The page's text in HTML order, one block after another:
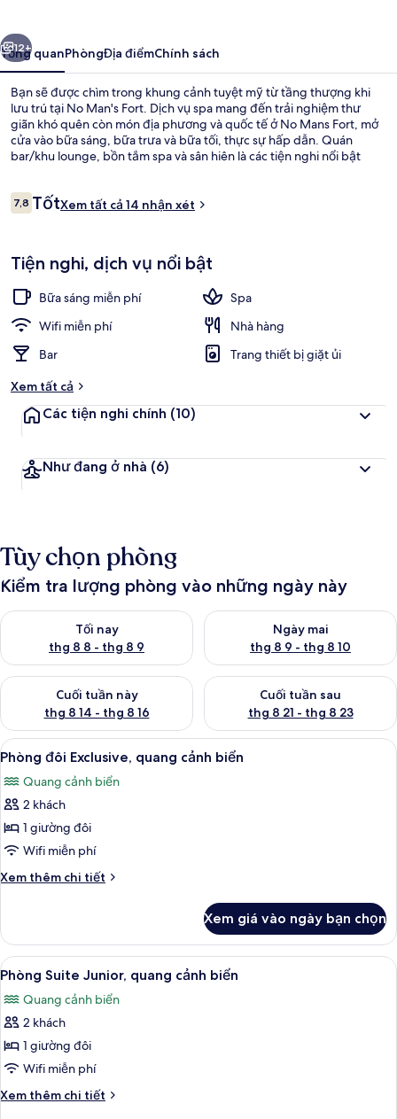
12+
Tổng quanPhòngĐịa điểmChính sách
Bạn sẽ được chìm trong khung cảnh tuyệt mỹ từ tầng thượng khi
lưu trú tại No Man's Fort. Dịch vụ spa mang đến trải nghiệm thư
giãn khó quên còn món địa phương và quốc tế ở No Mans Fort, mở
cửa vào bữa sáng, bữa trưa và bữa tối, thực sự hấp dẫn. Quán
bar/khu lounge, bồn tắm spa và sân hiên là các tiện nghi nổi bật
Nhận
xét
7,87,8 trên 10,
TốtXem tất cả 14 nhận xét
Tiện nghi, dịch vụ nổi bật
Bữa sáng miễn phí
Spa
Wifi miễn phí
Nhà hàng
Bar
Trang thiết bị giặt ủi
Xem tất cả
Các tiện nghi chính (10)
Như đang ở nhà (6)
Tùy chọn phòng
Kiểm tra lượng phòng vào những ngày này
Tối nay
thg 8 8 - thg 8 9
Kiểm tra lượng phòng tối nay từ thg 8 8 - thg 8 9
Ngày mai
thg 8 9 - thg 8 10
Kiểm tra lượng phòng ngày
Cuối tuần này
thg 8 14 - thg 8 16
Kiểm tra lượng phòng cuối tuần này từ thg 8 14 - thg 8 16
Cuối tuần sau
thg 8 21 - thg 8 23
Kiểm tra lượng phòng cuối
Xem
tất
cả
ảnh
Phòng
đôi
Exclusive,
quang
biển
Phòng đôi Exclusive, quang cảnh
1
Phòng đôi Exclusive, quang cảnh biển
Quang cảnh biển
2 khách
1 giường đôi
Wifi miễn phí
Xem thêm chi tiết
Chi
Phòng
đôi
Exclusive,
quang
cảnh
biển
Xem giá vào ngày bạn chọn
Xem
tất
cả
ảnh
Phòng
Suite
Junior,
quang
Phòng Suite Junior, quang cảnh
1
Phòng Suite Junior, quang cảnh biển
Quang cảnh biển
2 khách
1 giường đôi
Wifi miễn phí
Xem thêm chi tiết
Chi